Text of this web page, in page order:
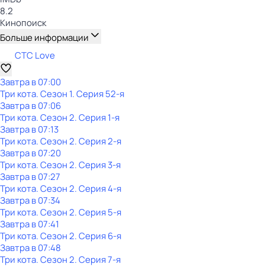
8.2
Кинопоиск
Больше информации
СТС Love
Завтра в 07:00
Три кота. Сезон 1. Серия 52-я
Завтра в 07:06
Три кота. Сезон 2. Серия 1-я
Завтра в 07:13
Три кота. Сезон 2. Серия 2-я
Завтра в 07:20
Три кота. Сезон 2. Серия 3-я
Завтра в 07:27
Три кота. Сезон 2. Серия 4-я
Завтра в 07:34
Три кота. Сезон 2. Серия 5-я
Завтра в 07:41
Три кота. Сезон 2. Серия 6-я
Завтра в 07:48
Три кота. Сезон 2. Серия 7-я